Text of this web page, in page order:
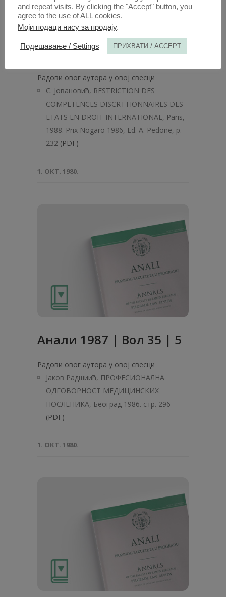
Анaли 1988 | Вол 36 | 5
Радови овог аутора у овој свесци
С. Јовановић, RESTRICTION DES
COMPETENCES DISCRTTIONNAIRES DES
ETATS EN DROIT INTERNATIONAL, Paris,
1988. Prix Nogaro 1986, Ed. A. Pedone, p.
232 (PDF)
1. ОКТ. 1980.
Анaли 1987 | Вол 35 | 5
Радови овог аутора у овој свесци
Јаков Радшиић, ПРОФЕСИОНАЛНА
ОДГОВОРНОСТ МЕДИЦИНСКИХ
ПОСЛЕНИКА, Београд 1986. стр. 296
(PDF)
1. ОКТ. 1980.
and repeat visits. By clicking the "Accept" button, you
agree to the use of ALL cookies.
Моји подаци нису за продају.
Подешавање / Settings ПРИХВАТИ / ACCEPT